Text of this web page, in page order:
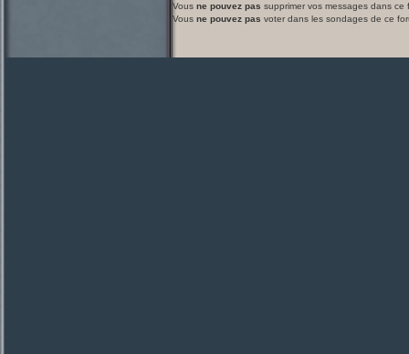
Vous ne pouvez pas supprimer vos messages dans ce
Vous ne pouvez pas voter dans les sondages de ce